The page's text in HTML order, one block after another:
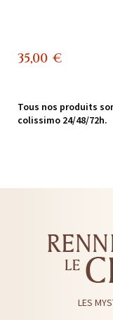
35,00 €
Tous nos produits
colissimo 24/48/72h.
LES